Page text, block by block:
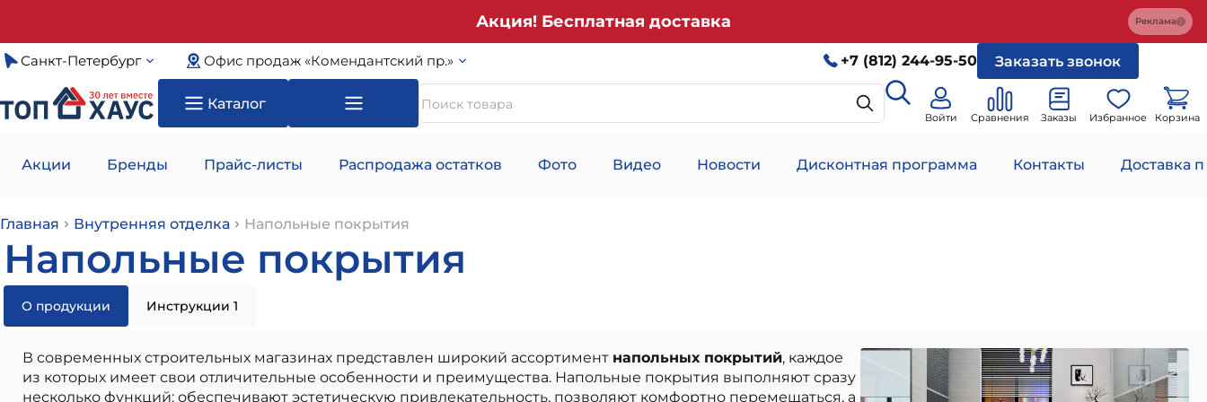
Акция! Бесплатная доставка Реклама
Санкт-Петербург Офис продаж «Комендантский пр.» +7 (812) 244-95-50 Заказать звонок
Каталог
Войти Сравнения Заказы Избранное Корзина
Акции Бренды Прайс-листы Распродажа остатков Фото Видео Новости Дисконтная программа Контакты Доставка
Главная Внутренняя отделка Напольные покрытия
Напольные покрытия
О продукции Инструкции 1
В современных строительных магазинах представлен широкий ассортимент напольных покрытий, каждое
из которых имеет свои отличительные особенности и преимущества. Напольные покрытия выполняют сразу
несколько функций: обеспечивают эстетическую привлекательность, позволяют комфортно перемещаться, а